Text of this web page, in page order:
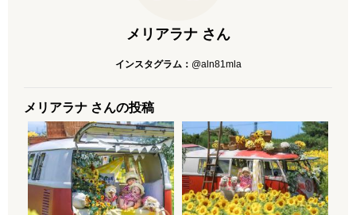
メリアラナ さん
インスタグラム： @aln81mla
メリアラナ さんの投稿